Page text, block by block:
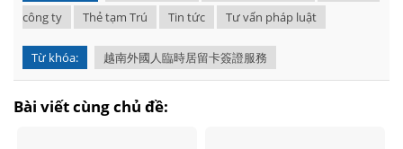
công ty
Thẻ tạm Trú Tin tức Tư vấn pháp luật
Từ khóa: 越南外國人臨時居留卡簽證服務
Bài viết cùng chủ đề: